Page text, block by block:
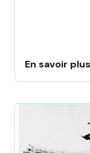
En savoir plus